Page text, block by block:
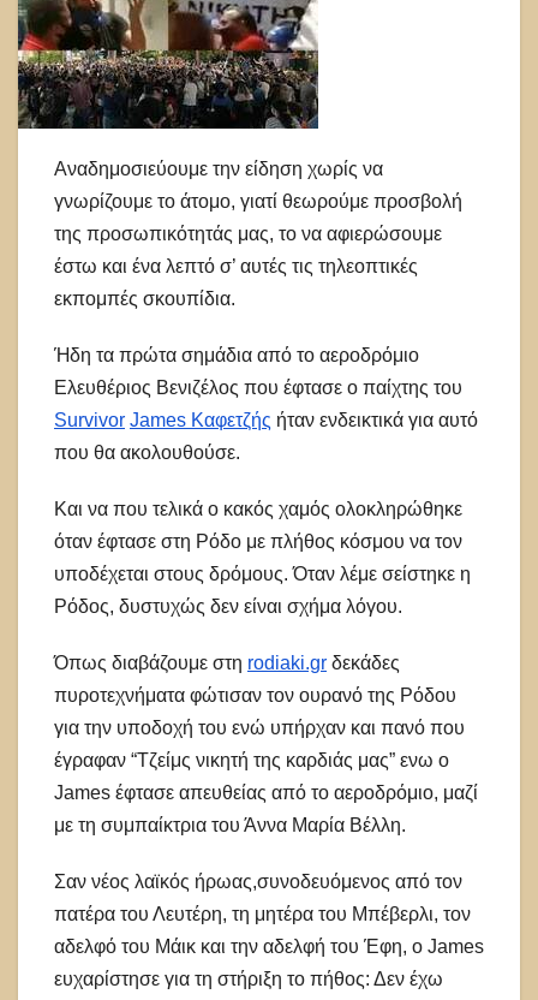
Αναδημοσιεύουμε την είδηση χωρίς να
γνωρίζουμε το άτομο, γιατί θεωρούμε προσβολή
της προσωπικότητάς μας, το να αφιερώσουμε
έστω και ένα λεπτό σ’ αυτές τις τηλεοπτικές
εκπομπές σκουπίδια.
Ήδη τα πρώτα σημάδια από το αεροδρόμιο
Ελευθέριος Βενιζέλος που έφτασε ο παίχτης του
Survivor James Καφετζής ήταν ενδεικτικά για αυτό
που θα ακολουθούσε.
Και να που τελικά ο κακός χαμός ολοκληρώθηκε
όταν έφτασε στη Ρόδο με πλήθος κόσμου να τον
υποδέχεται στους δρόμους. Όταν λέμε σείστηκε η
Ρόδος, δυστυχώς δεν είναι σχήμα λόγου.
Όπως διαβάζουμε στη rodiaki.gr δεκάδες
πυροτεχνήματα φώτισαν τον ουρανό της Ρόδου
για την υποδοχή του ενώ υπήρχαν και πανό που
έγραφαν “Τζείμς νικητή της καρδιάς μας” ενω ο
James έφτασε απευθείας από το αεροδρόμιο, μαζί
με τη συμπαίκτρια του Άννα Μαρία Βέλλη.
Σαν νέος λαϊκός ήρωας,συνοδευόμενος από τον
πατέρα του Λευτέρη, τη μητέρα του Μπέβερλι, τον
αδελφό του Μάικ και την αδελφή του Έφη, ο James
ευχαρίστησε για τη στήριξη το πήθος: Δεν έχω